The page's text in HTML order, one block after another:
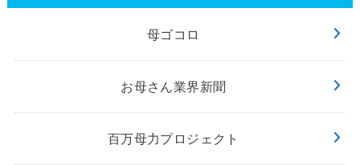
母ゴコロ
お母さん業界新聞
百万母力プロジェクト